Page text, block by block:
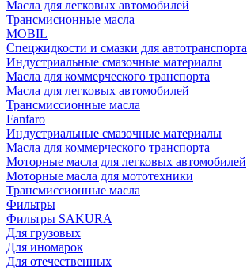
Масла для легковых автомобилей
Трансмисионные масла
MOBIL
Cпецжидкости и смазки для автотранспорта
Индустриальные смазочные материалы
Масла для коммерческого транспорта
Масла для легковых автомобилей
Трансмиссионные масла
Fanfaro
Индустриальные смазочные материалы
Масла для коммерческого транспорта
Моторные масла для легковых автомобилей
Моторные масла для мототехники
Трансмиссионные масла
Фильтры
Фильтры SAKURA
Для грузовых
Для иномарок
Для отечественных